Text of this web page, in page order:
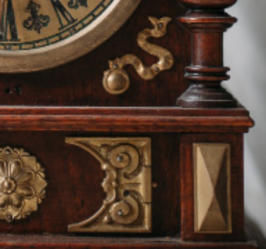
contact.lepetithorloger.fr@gmail.com
Tel:06.82.34.64.72
Tel:06.20.49.59.11